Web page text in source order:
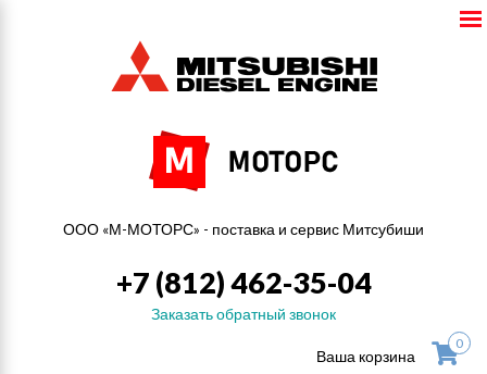
ООО «М-МОТОРС» - поставка и сервис Митсубиши
+7 (812) 462-35-04
Заказать обратный звонок
Ваша корзина
0